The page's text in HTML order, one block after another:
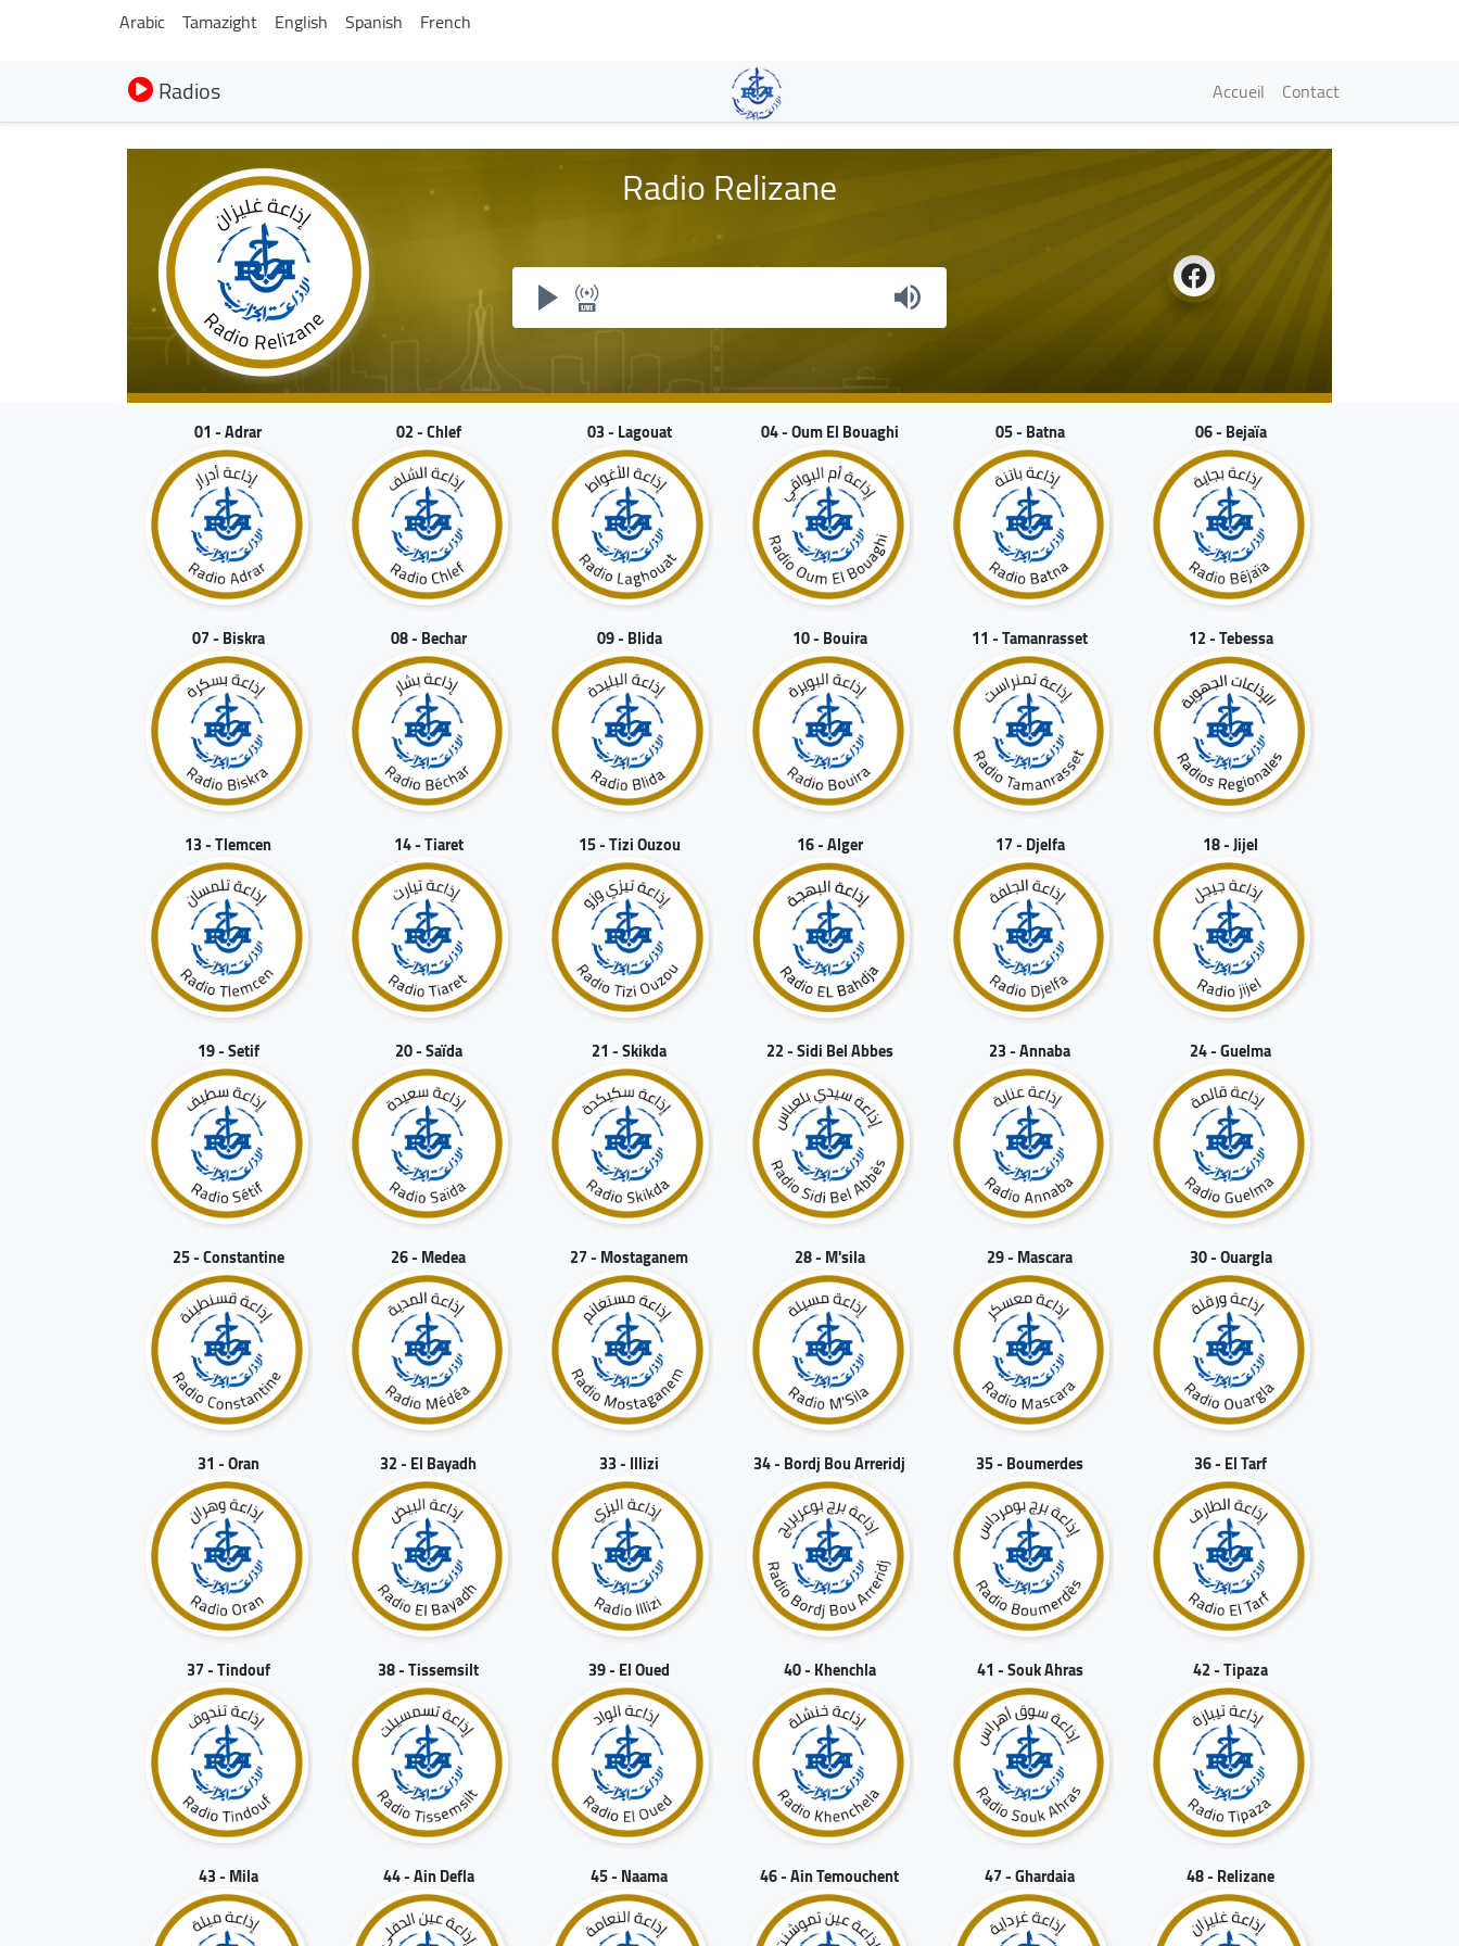
contenu
principal
Arabic Tamazight English Spanish French
Radios Navigation
Accueil Contact
Radio Relizane
01 - Adrar 02 - Chlef 03 - Lagouat 04 - Oum El Bouaghi 05 - Batna 06 - Bejaïa
07 - Biskra 08 - Bechar 09 - Blida 10 - Bouira 11 - Tamanrasset 12 - Tebessa
13 - Tlemcen 14 - Tiaret 15 - Tizi Ouzou 16 - Alger 17 - Djelfa 18 - Jijel
19 - Setif 20 - Saïda 21 - Skikda 22 - Sidi Bel Abbes 23 - Annaba 24 - Guelma
25 - Constantine 26 - Medea 27 - Mostaganem 28 - M'sila 29 - Mascara 30 - Ouargla
31 - Oran 32 - El Bayadh 33 - Illizi 34 - Bordj Bou Arreridj 35 - Boumerdes 36 - El Tarf
37 - Tindouf 38 - Tissemsilt 39 - El Oued 40 - Khenchla 41 - Souk Ahras 42 - Tipaza
43 - Mila 44 - Ain Defla 45 - Naama 46 - Ain Temouchent 47 - Ghardaia 48 - Relizane